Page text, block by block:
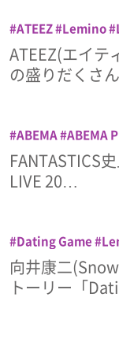
ATEEZ Lemino
ブ 生配信 配信
ATEEZ(エイ
の盛りだくさ
ABEMA ABEMA
EXILE TRIBE
LIVE
楽
FANTASTICS
LIVE 20…
Dating Game
タイBL
ドラマ
向井康二
トーリー「